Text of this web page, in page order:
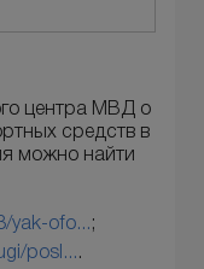
центра МВД о
средств в
можно найти
yak-ofo... ;
posl... .